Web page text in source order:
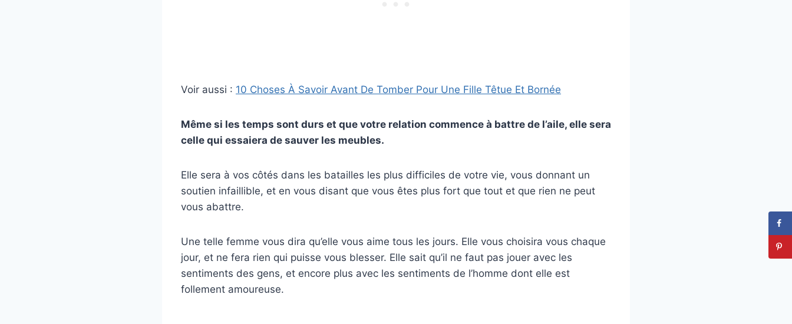
Voir aussi : 10 Choses À Savoir Avant De Tomber Pour Une Fille Têtue Et Bornée
Même si les temps sont durs et que votre relation commence à battre de l’aile, elle sera
celle qui essaiera de sauver les meubles.
Elle sera à vos côtés dans les batailles les plus difficiles de votre vie, vous donnant un
soutien infaillible, et en vous disant que vous êtes plus fort que tout et que rien ne peut
vous abattre.
Une telle femme vous dira qu’elle vous aime tous les jours. Elle vous choisira vous chaque
jour, et ne fera rien qui puisse vous blesser. Elle sait qu’il ne faut pas jouer avec les
sentiments des gens, et encore plus avec les sentiments de l’homme dont elle est
follement amoureuse.